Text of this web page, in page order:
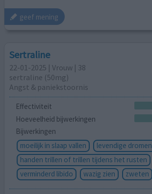
geef mening
Sertraline
22-01-2025 | Vrouw | 38
sertraline (50mg)
Angst & paniekstoornis
Effectiviteit
Hoeveelheid bijwerkingen
Bijwerkingen
moeilijk in slaap vallen
levendige dromen
handen trillen of trillen tijdens het rusten
verminderd libido
wazig zien zweten